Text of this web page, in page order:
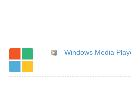
Windows Media